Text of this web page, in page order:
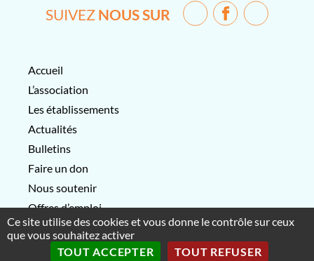
SUIVEZ NOUS SUR
Accueil
L’association
Les établissements
Actualités
Bulletins
Faire un don
Nous soutenir
Offres d’emploi
Contactez-nous
Ce site utilise des cookies et vous donne le contrôle sur ceux
que vous souhaitez activer
TOUT ACCEPTER
TOUT REFUSER